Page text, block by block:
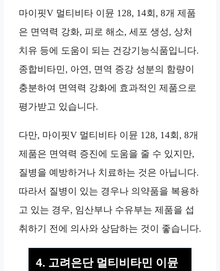
마이핏V 멀티비타 이뮨 128, 14회, 8개 제품
은 면역력 강화, 피로 해소, 세포 생성, 상처
치유 등에 도움이 되는 건강기능식품입니다.
종합비타민, 아연, 면역 증강 성분의 함량이
충분하여 면역력 강화에 효과적인 제품으로
평가받고 있습니다.
다만, 마이핏V 멀티비타 이뮨 128, 14회, 8개
제품은 면역력 증진에 도움을 줄 수 있지만,
질병을 예방하거나 치료하는 것은 아닙니다.
따라서 질병이 있는 경우나 의약품을 복용하
고 있는 경우, 임산부나 수유부는 제품을 섭
취하기 전에 의사와 상담하는 것이 좋습니다.
4. 고려은단 멀티비타민 이뮨